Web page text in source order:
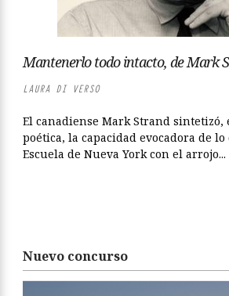
Mantenerlo todo intacto, de Mark
LAURA DI VERSO
El canadiense Mark Strand sintetizó,
poética, la capacidad evocadora de lo
Escuela de Nueva York con el arrojo...
Nuevo concurso